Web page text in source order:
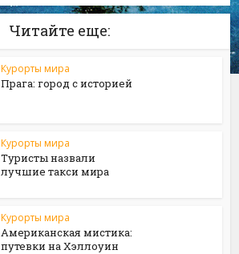
Читайте еще:
Курорты мира
Прага: город с историей
Курорты мира
Туристы назвали
лучшие такси мира
Курорты мира
Американская мистика:
путевки на Хэллоуин